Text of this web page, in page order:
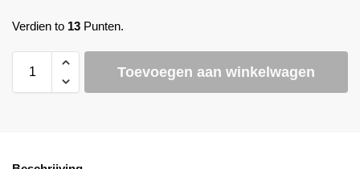
Verdien to 13 Punten.
Toevoegen aan winkelwagen